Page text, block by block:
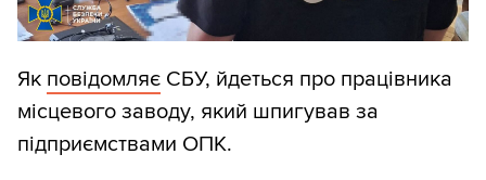
Як повідомляє СБУ, йдеться про працівника
місцевого заводу, який шпигував за
підприємствами ОПК.